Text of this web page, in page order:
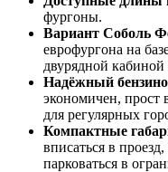
фургоны.
Вариант Соболь
еврофургона на
двурядной кабиной
Надёжный
экономичен, прост
для регулярных
Компактные
вписаться в
парковаться в